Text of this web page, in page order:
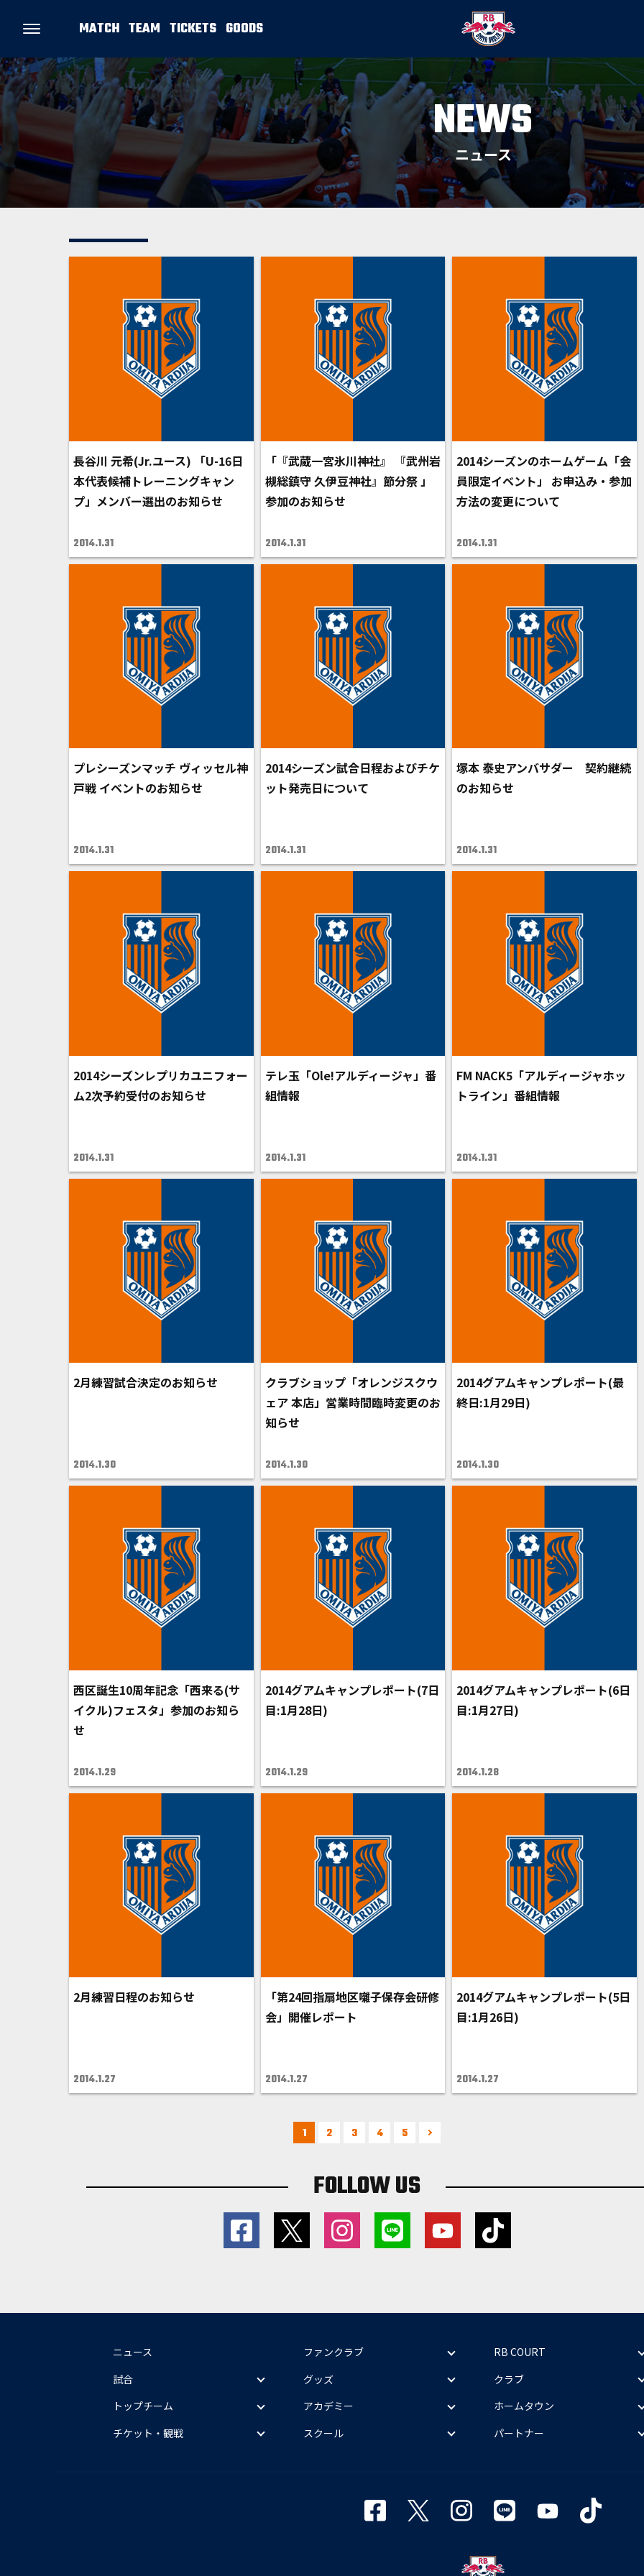
MATCH TEAM TICKETS GOODS
NEWS
ニュース
長谷川 元希(Jr.ユース) 「U-16日
本代表候補トレーニングキャン
プ」メンバー選出のお知らせ
2014.1.31
「『武蔵一宮氷川神社』 『武州岩
槻総鎮守 久伊豆神社』節分祭 」
参加のお知らせ
2014.1.31
2014シーズンのホームゲーム「会
員限定イベント」 お申込み・参加
方法の変更について
2014.1.31
プレシーズンマッチ ヴィッセル神
戸戦 イベントのお知らせ
2014.1.31
2014シーズン試合日程およびチケ
ット発売日について
2014.1.31
塚本 泰史アンバサダー 契約継続
のお知らせ
2014.1.31
2014シーズンレプリカユニフォー
ム2次予約受付のお知らせ
2014.1.31
テレ玉「Ole!アルディージャ」番
組情報
2014.1.31
FM NACK5「アルディージャホッ
トライン」番組情報
2014.1.31
2月練習試合決定のお知らせ
2014.1.30
クラブショップ「オレンジスクウ
ェア 本店」営業時間臨時変更のお
知らせ
2014.1.30
2014グアムキャンプレポート(最
終日:1月29日)
2014.1.30
西区誕生10周年記念「西来る(サ
イクル)フェスタ」参加のお知ら
せ
2014.1.29
2014グアムキャンプレポート(7日
目:1月28日)
2014.1.29
2014グアムキャンプレポート(6日
目:1月27日)
2014.1.28
2月練習日程のお知らせ
2014.1.27
「第24回指扇地区囃子保存会研修
会」開催レポート
2014.1.27
2014グアムキャンプレポート(5日
目:1月26日)
2014.1.27
1 2 3 4 5
FOLLOW US
ニュース
試合
トップチーム
チケット・観戦
ファンクラブ
グッズ
アカデミー
スクール
RB COURT
クラブ
ホームタウン
パートナー